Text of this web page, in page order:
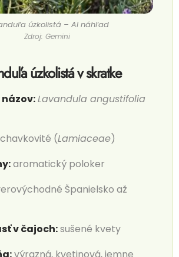
úzkolistá – AI náhľad
Zdroj: Gemini
úzkolistá v skratke
Lavandula angustifolia
(Lamiaceae)
aromatický poloker
Španielsko až
v čajoch:sušené kvety